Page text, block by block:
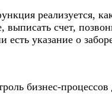
реализуется,
выписать счет,
есть указание о
бизнес-